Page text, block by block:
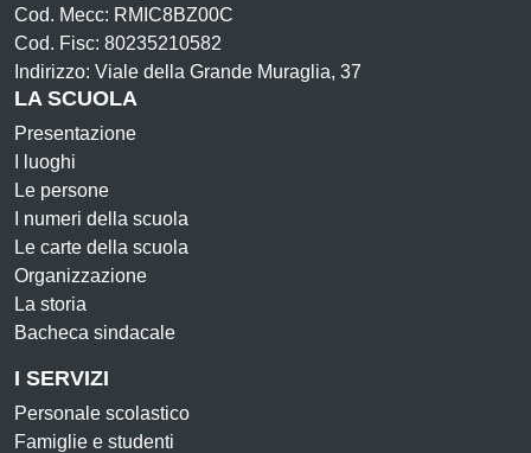
Cod. Mecc: RMIC8BZ00C
Cod. Fisc: 80235210582
Indirizzo: Viale della Grande Muraglia, 37
LA SCUOLA
Presentazione
I luoghi
Le persone
I numeri della scuola
Le carte della scuola
Organizzazione
La storia
Bacheca sindacale
I SERVIZI
Personale scolastico
Famiglie e studenti